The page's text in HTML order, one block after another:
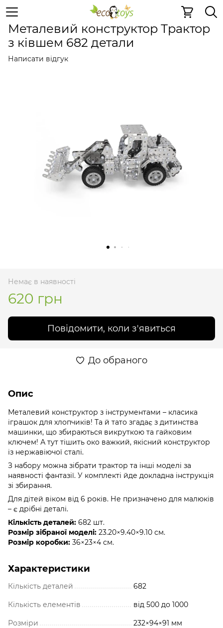
Металеві конструктори Металеві
Металевий конструктор Трактор
з ківшем 682 детали
Написати відгук
Немає в наявності
620 грн
Повідомити, коли з'явиться
До обраного
Опис
Металевий конструктор з інструментами – класика
іграшок для хлопчиків! Та й тато згадає з дитинства
машинки, що збираються викруткою та гайковим
ключем! А тут тішить око важкий, якісний конструктор
із нержавіючої сталі.
З набору можна зібрати трактор та інші моделі за
наявності фантазії. У комплекті йде докладна інструкція
зі збирання.
Для дітей віком від 6 років. Не призначено для малюків
– є дрібні деталі.
Кількість деталей: 682 шт.
Розмір зібраної моделі: 23.20×9.40×9.10 см.
Розмір коробки: 36×23×4 см.
Характеристики
Кількість деталей 682
Кількість елементів від 500 до 1000
Розміри 232×94×91 мм